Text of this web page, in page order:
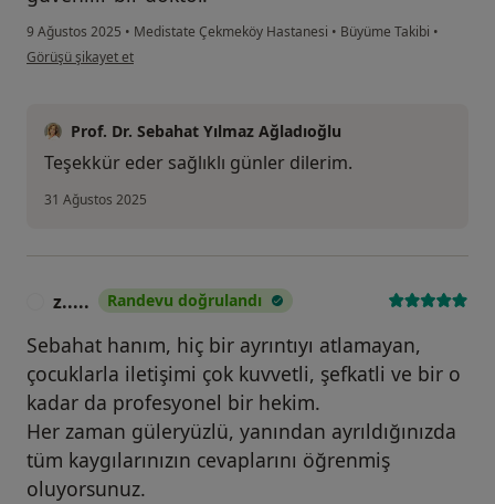
9 Ağustos 2025 • Medistate Çekmeköy Hastanesi • Büyüme Takibi •
kullanıcının görüşüne göre yo...
Görüşü şikayet et
Prof. Dr. Sebahat Yılmaz Ağladıoğlu
Teşekkür eder sağlıklı günler dilerim.
31 Ağustos 2025
z..... Randevu doğrulandı
Sebahat hanım, hiç bir ayrıntıyı atlamayan,
çocuklarla iletişimi çok kuvvetli, şefkatli ve bir o
kadar da profesyonel bir hekim.
Her zaman güleryüzlü, yanından ayrıldığınızda
tüm kaygılarınızın cevaplarını öğrenmiş
oluyorsunuz.